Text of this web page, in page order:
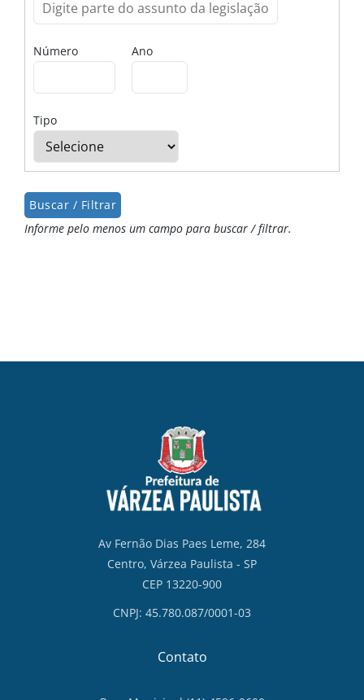
Número Ano
Tipo
Informe pelo menos um campo para buscar / filtrar.
Av Fernão Dias Paes Leme, 284
Centro, Várzea Paulista - SP
CEP 13220-900
CNPJ: 45.780.087/0001-03
Contato